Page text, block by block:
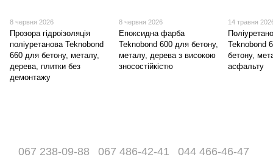
8 червня 2026
Прозора гідроізоляція
поліуретанова Teknobond
660 для бетону, металу,
дерева, плитки без
демонтажу
8 червня 2026
Епоксидна фарба
Teknobond 600 для бетону,
металу, дерева з високою
зносостійкістю
14 травня
Teknobond
бетону,
асфальту
067 238-09-88 067 486-42-41 044 466-46-47